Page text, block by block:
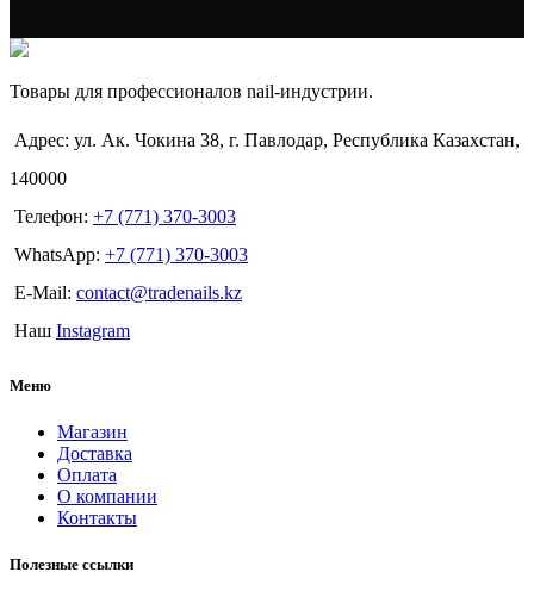
Товары для профессионалов nail-индустрии.
Адрес: ул. Ак. Чокина 38, г. Павлодар, Республика Казахстан,
140000
Телефон: +7 (771) 370-3003
WhatsApp: +7 (771) 370-3003
E-Mail: contact@tradenails.kz
Наш Instagram
Меню
Магазин
Доставка
Оплата
О компании
Контакты
Полезные ссылки